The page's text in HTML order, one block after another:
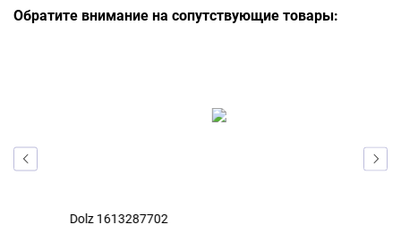
Обратите внимание на сопутствующие товары:
Dolz 1613287702